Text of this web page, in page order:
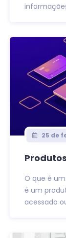
25 de
O que é
é um
acessado